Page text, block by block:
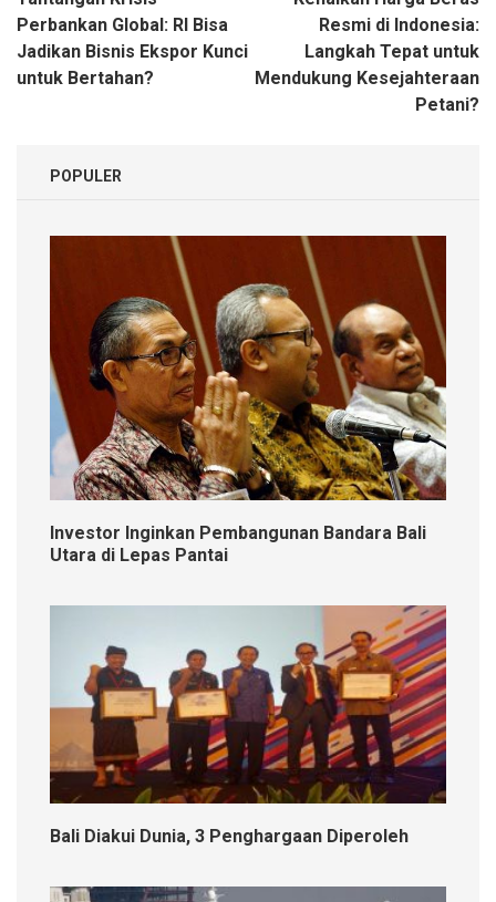
pos
Perbankan Global: RI Bisa
Jadikan Bisnis Ekspor Kunci
untuk Bertahan?
Resmi di Indonesia:
Langkah Tepat untuk
Mendukung Kesejahteraan
Petani?
POPULER
Investor Inginkan Pembangunan Bandara Bali
Utara di Lepas Pantai
Bali Diakui Dunia, 3 Penghargaan Diperoleh